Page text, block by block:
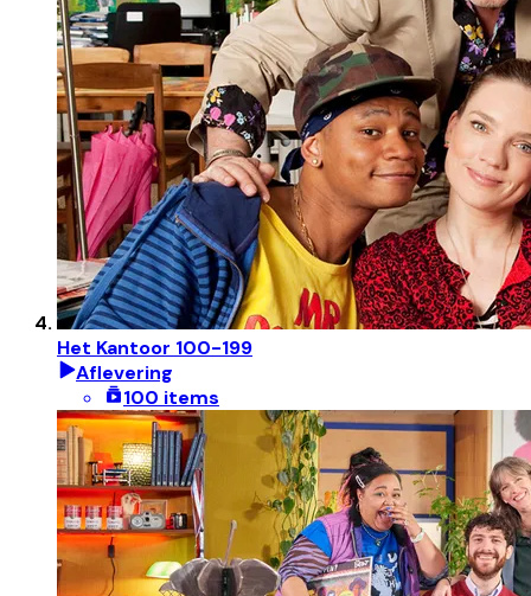
Het Kantoor 100-199
Aflevering
100 items